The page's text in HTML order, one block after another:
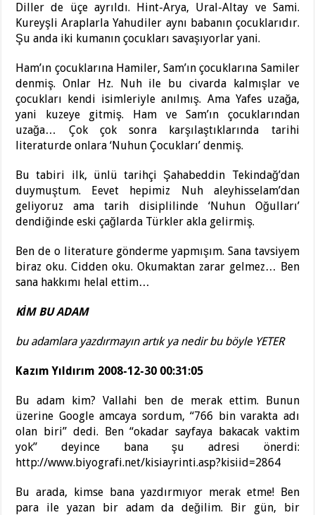
Diller de üçe ayrıldı. Hint-Arya, Ural-Altay ve Sami.
Kureyşli Araplarla Yahudiler aynı babanın çocuklarıdır.
Şu anda iki kumanın çocukları savaşıyorlar yani.
Ham’ın çocuklarına Hamiler, Sam’ın çocuklarına Samiler
denmiş. Onlar Hz. Nuh ile bu civarda kalmışlar ve
çocukları kendi isimleriyle anılmış. Ama Yafes uzağa,
yani kuzeye gitmiş. Ham ve Sam’ın çocuklarından
uzağa… Çok çok sonra karşılaştıklarında tarihi
literaturde onlara ‘Nuhun Çocukları’ denmiş.
Bu tabiri ilk, ünlü tarihçi Şahabeddin Tekindağ’dan
duymuştum. Eevet hepimiz Nuh aleyhisselam’dan
geliyoruz ama tarih disiplilinde ‘Nuhun Oğulları’
dendiğinde eski çağlarda Türkler akla gelirmiş.
Ben de o literature gönderme yapmışım. Sana tavsiyem
biraz oku. Cidden oku. Okumaktan zarar gelmez… Ben
sana hakkımı helal ettim…
KİM BU ADAM
bu adamlara yazdırmayın artık ya nedir bu böyle YETER
Kazım Yıldırım 2008-12-30 00:31:05
Bu adam kim? Vallahi ben de merak ettim. Bunun
üzerine Google amcaya sordum, “766 bin varakta adı
olan biri” dedi. Ben “okadar sayfaya bakacak vaktim
yok” deyince bana şu adresi önerdi:
http://www.biyografi.net/kisiayrinti.asp?kisiid=2864
Bu arada, kimse bana yazdırmıyor merak etme! Ben
para ile yazan bir adam da değilim. Bir gün, bir